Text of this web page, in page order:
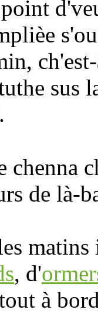
sus
chenna
de là-
, d'
à